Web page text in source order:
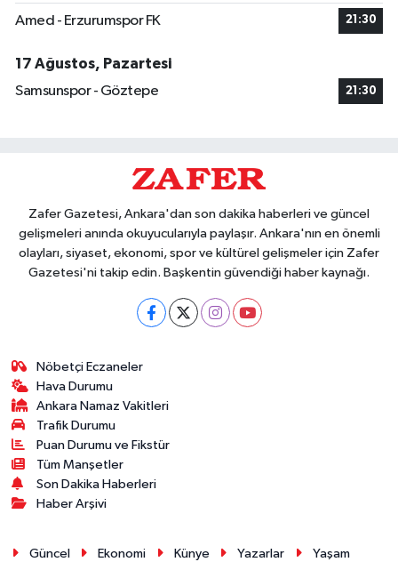
Amed - Erzurumspor FK 21:30
17 Ağustos, Pazartesi
Samsunspor - Göztepe
21:30
Zafer Gazetesi, Ankara'dan son dakika haberleri ve güncel
gelişmeleri anında okuyucularıyla paylaşır. Ankara'nın en önemli
olayları, siyaset, ekonomi, spor ve kültürel gelişmeler için Zafer
Gazetesi'ni takip edin. Başkentin güvendiği haber kaynağı.
Nöbetçi Eczaneler
Hava Durumu
Ankara Namaz Vakitleri
Trafik Durumu
Puan Durumu ve Fikstür
Tüm Manşetler
Son Dakika Haberleri
Haber Arşivi
Güncel Ekonomi Künye Yazarlar
Yaşam